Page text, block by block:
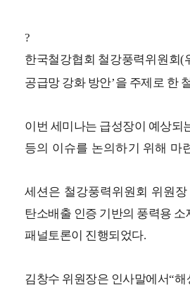
?
한국철강협회 철강풍력위원회(
공급망 강화 방안’을 주제로 한
이번 세미나는 급성장이 예상되
등의 이슈를 논의하기 위해 마
세션은 철강풍력위원회 위원
탄소배출 인증 기반의 풍력용 소
패널토론이 진행되었다.
김창수 위원장은 인사말에서“해